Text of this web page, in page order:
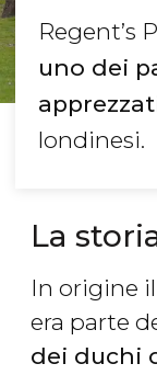
Regent’s
uno dei
londinesi.
La
In origine
era parte
dei duchi